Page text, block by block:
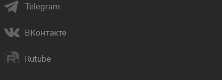
Telegram
ВКонтакте
Rutube